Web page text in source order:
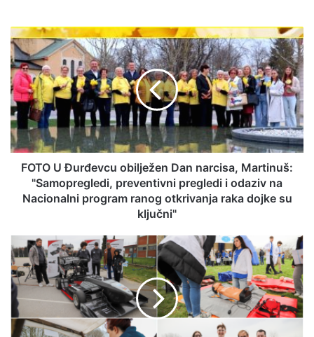
FOTO U Đurđevcu obilježen Dan narcisa, Martinuš:
"Samopregledi, preventivni pregledi i odaziv na
Nacionalni program ranog otkrivanja raka dojke su
ključni"